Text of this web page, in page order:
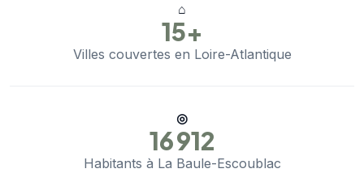
⌂
15+
Villes couvertes en Loire-Atlantique
◎
16 912
Habitants à La Baule-Escoublac